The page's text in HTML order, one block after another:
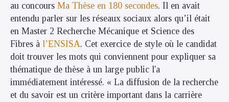
au concours Ma Thèse en 180 secondes. Il en avait
entendu parler sur les réseaux sociaux alors qu’il était
en Master 2 Recherche Mécanique et Science des
Fibres à l’ENSISA. Cet exercice de style où le candidat
doit trouver les mots qui conviennent pour expliquer sa
thématique de thèse à un large public l'a
immédiatement intéressé. « La diffusion de la recherche
et du savoir est un critère important dans la carrière